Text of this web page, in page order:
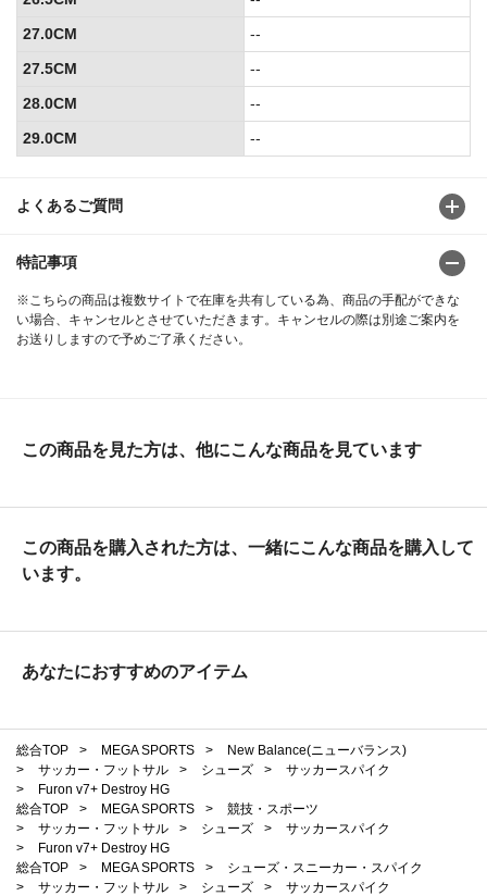
よくあるご質問
特記事項
※こちらの商品は複数サイトで在庫を共有している為、商品の手配ができな
い場合、キャンセルとさせていただきます。キャンセルの際は別途ご案内を
お送りしますので予めご了承ください。
27.0CM
--
27.5CM
--
28.0CM
--
29.0CM
--
この商品を見た方は、他にこんな商品を見ています
この商品を購入された方は、一緒にこんな商品を購入して
います。
あなたにおすすめのアイテム
総合TOP > MEGA SPORTS >
New Balance(ニューバランス)
>
サッカー・フットサル > シューズ >
サッカースパイク
>
Furon v7+ Destroy HG
総合TOP
> MEGA SPORTS >
競技・スポーツ
>
サッカー・フットサル > シューズ >
サッカースパイク
>
Furon v7+ Destroy HG
総合TOP
> MEGA SPORTS >
シューズ・スニーカー・スパイク
>
サッカー・フットサル > シューズ >
サッカースパイク